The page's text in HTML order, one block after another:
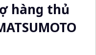
hàng thủ